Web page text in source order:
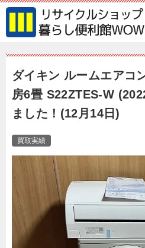
ダイキン ルームエアコ
房6畳 S22ZTES-W
ました！(12月14日)
買取実績